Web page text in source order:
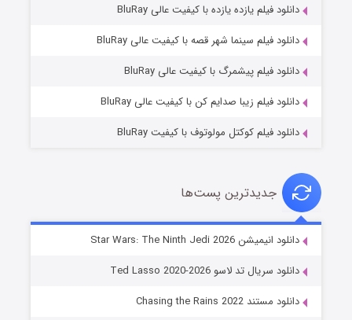
خاندان اژدها فصل ۳
دانلود فیلم یازده یازده با کیفیت عالی BluRay
دانلود فیلم سینما شهر قصه با کیفیت عالی BluRay
دانلود فیلم پیشمرگ با کیفیت عالی BluRay
دانلود فیلم زیبا صدایم کن با کیفیت عالی BluRay
دانلود فیلم کوکتل مولوتوف با کیفیت BluRay
جدیدترین پست‌ها
دانلود انیمیشن Star Wars: The Ninth Jedi 2026
دانلود سریال تد لاسو Ted Lasso 2020-2026
دانلود مستند Chasing the Rains 2022